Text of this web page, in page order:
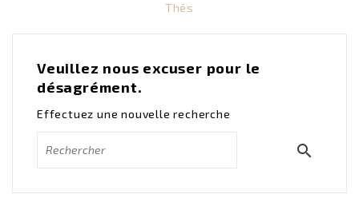
Thés
Veuillez nous excuser pour le
désagrément.
Effectuez une nouvelle recherche
